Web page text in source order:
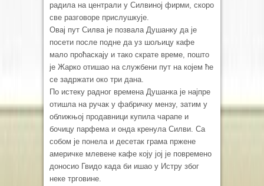
радила на централи у Силвиној фирми, скоро
све разговоре прислушкује.
Овај пут Силва је позвала Душанку да је
посети после подне да уз шољицу кафе
мало проћаскају и тако скрате време, пошто
је Жарко отишао на службени пут на којем ће
се задржати око три дана.
По истеку радног времена Душанка је најпре
отишла на ручак у фабричку мензу, затим у
оближњој продавници купила чарапе и
бочицу парфема и онда кренула Силви. Са
собом је понела и десетак грама пржене
америчке млевене кафе коју јој је повремено
доносио Гвидо када би ишао у Истру због
неке трговине.